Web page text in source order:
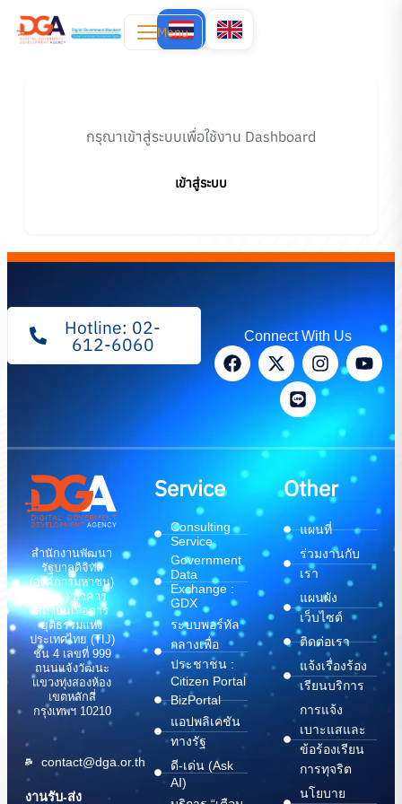
Menu
กรุณาเข้าสู่ระบบเพื่อใช้งาน Dashboard
เข้าสู่ระบบ
Hotline: 02-
612-6060 Connect With Us
สำนักงานพัฒนา
รัฐบาลดิจิทัล
(องค์การมหาชน)
(สพร.) อาคาร
สถาบันเพื่อการ
ยุติธรรมแห่ง
ประเทศไทย (TIJ)
ชั้น 4 เลขที่ 999
ถนนแจ้งวัฒนะ
แขวงทุ่งสองห้อง
เขตหลักสี่
กรุงเทพฯ 10210
contact@dga.or.th
งานรับ-ส่ง
Service
Consulting
Service
Government
Data
Exchange :
GDX
ระบบพอร์ทัล
กลางเพื่อ
ประชาชน :
Citizen Portal
BizPortal
แอปพลิเคชัน
ทางรัฐ
ดี-เด่น (Ask
AI)
Other
แผนที่
ร่วมงานกับ
เรา
แผนผัง
เว็บไซต์
ติดต่อเรา
แจ้งเรื่องร้อง
เรียนบริการ
การแจ้ง
เบาะแสและ
ข้อร้องเรียน
การทุจริต
นโยบาย